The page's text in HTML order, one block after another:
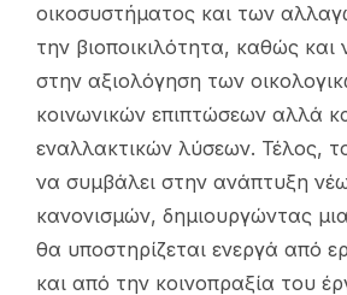
οικοσυστήματος και των
την βιοποικιλότητα, καθώς και
στην αξιολόγηση των
κοινωνικών επιπτώσεων αλλά
εναλλακτικών λύσεων. Τέλος,
να συμβάλει στην ανάπτυξη
κανονισμών, δημιουργώντας
θα υποστηρίζεται ενεργά από
και από την κοινοπραξία του